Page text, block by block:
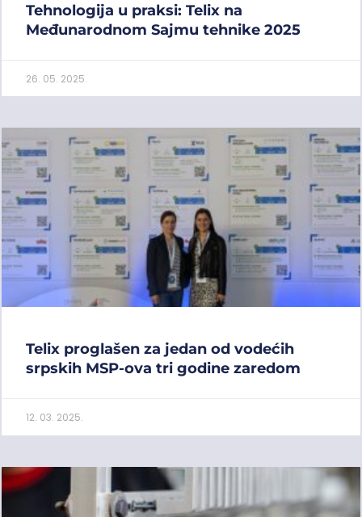
Tehnologija u praksi: Telix na
Međunarodnom Sajmu tehnike 2025
26. 05. 2025.
Telix proglašen za jedan od vodećih
srpskih MSP-ova tri godine zaredom
12. 03. 2025.